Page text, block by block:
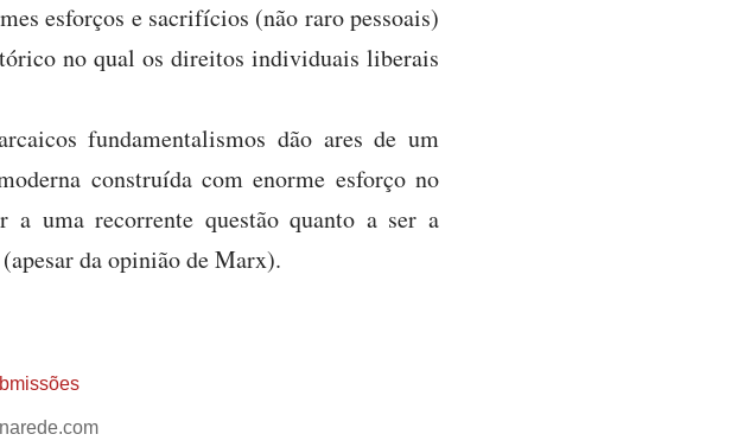
esforços e sacrifícios (não raro pessoais)
no qual os direitos individuais liberais
fundamentalismos dão ares de um
construída com enorme esforço no
a uma recorrente questão quanto a ser a
da opinião de Marx).